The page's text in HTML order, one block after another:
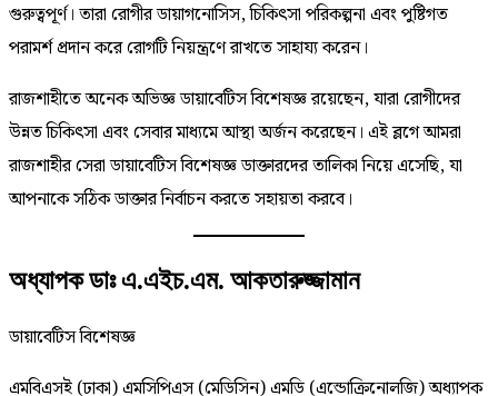
গুরুত্বপূর্ণ। তারা রোগীর ডায়াগনোসিস, চিকিৎসা পরিকল্পনা এবং পুষ্টিগত
পরামর্শ প্রদান করে রোগটি নিয়ন্ত্রণে রাখতে সাহায্য করেন।
রাজশাহীতে অনেক অভিজ্ঞ ডায়াবেটিস বিশেষজ্ঞ রয়েছেন, যারা রোগীদের
উন্নত চিকিৎসা এবং সেবার মাধ্যমে আস্থা অর্জন করেছেন। এই ব্লগে আমরা
রাজশাহীর সেরা ডায়াবেটিস বিশেষজ্ঞ ডাক্তারদের তালিকা নিয়ে এসেছি, যা
আপনাকে সঠিক ডাক্তার নির্বাচন করতে সহায়তা করবে।
অধ্যাপক ডাঃ এ.এইচ.এম. আকতারুজ্জামান
ডায়াবেটিস বিশেষজ্ঞ
এমবিএসই (ঢাকা) এমসিপিএস (মেডিসিন) এমডি (এন্ডোক্রিনোলজি) অধ্যাপক